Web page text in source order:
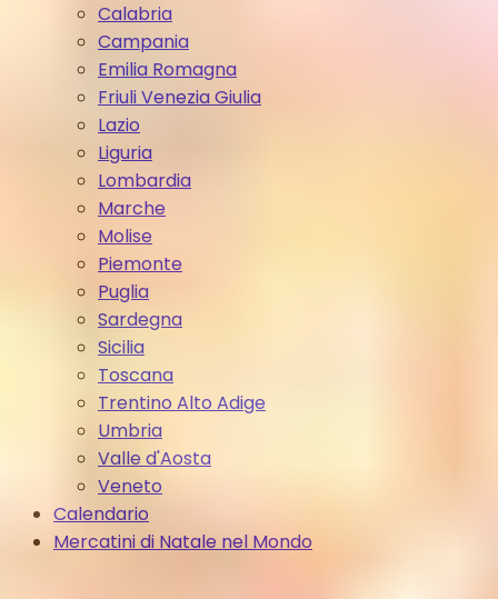
Calabria
Campania
Emilia Romagna
Friuli Venezia Giulia
Lazio
Liguria
Lombardia
Marche
Molise
Piemonte
Puglia
Sardegna
Sicilia
Toscana
Trentino Alto Adige
Umbria
Valle d'Aosta
Veneto
Calendario
Mercatini di Natale nel Mondo